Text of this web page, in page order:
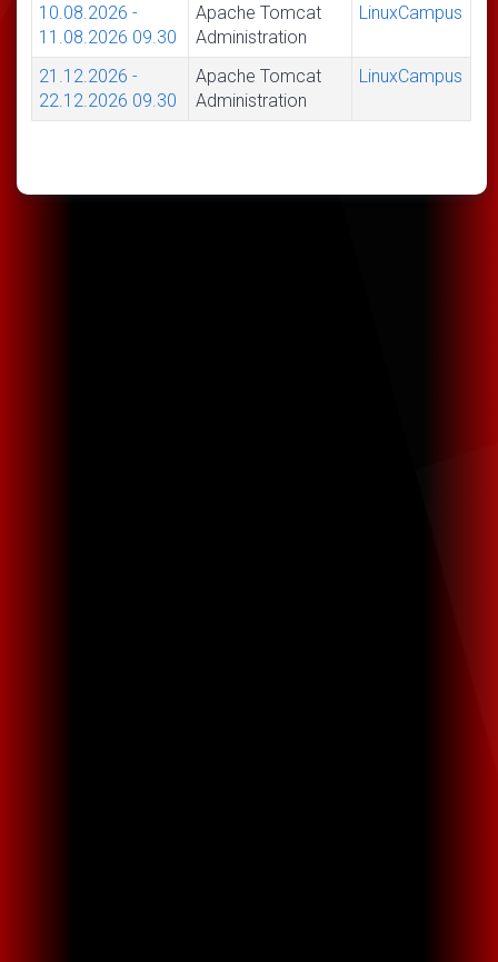
10.08.2026 -
11.08.2026 09.30
Apache Tomcat
Administration
LinuxCampus
21.12.2026 -
22.12.2026 09.30
Apache Tomcat
Administration
LinuxCampus